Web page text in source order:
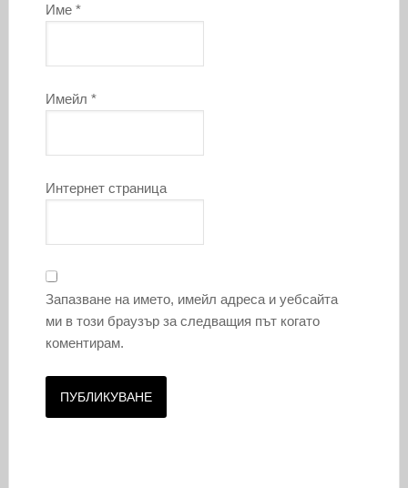
Име *
Имейл *
Интернет страница
Запазване на името, имейл адреса и уебсайта
ми в този браузър за следващия път когато
коментирам.